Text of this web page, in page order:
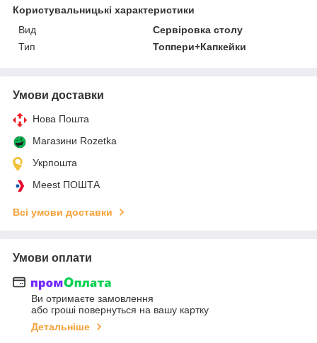
Користувальницькі характеристики
Вид
Сервіровка столу
Тип
Топпери+Капкейки
Умови доставки
Нова Пошта
Магазини Rozetka
Укрпошта
Meest ПОШТА
Всі умови доставки
Умови оплати
Ви отримаєте замовлення
або гроші повернуться на вашу картку
Детальніше